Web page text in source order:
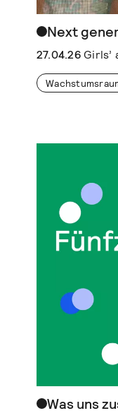
Next
27.04.26Girls’
Was uns